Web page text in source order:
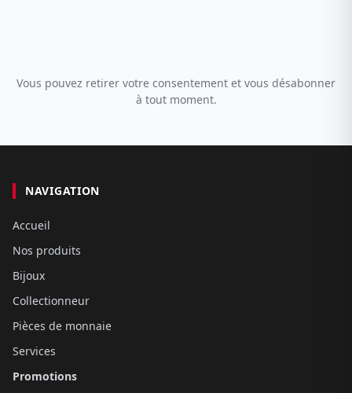
Vous pouvez retirer votre consentement et vous désabonner
à tout moment.
NAVIGATION
Accueil
Nos produits
Bijoux
Collectionneur
Pièces de monnaie
Services
Promotions